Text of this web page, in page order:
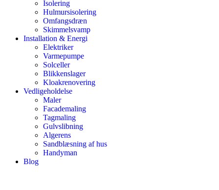
Isolering
Hulmursisolering
Omfangsdræn
Skimmelsvamp
Installation & Energi
Elektriker
Varmepumpe
Solceller
Blikkenslager
Kloakrenovering
Vedligeholdelse
Maler
Facademaling
Tagmaling
Gulvslibning
Algerens
Sandblæsning af hus
Handyman
Blog